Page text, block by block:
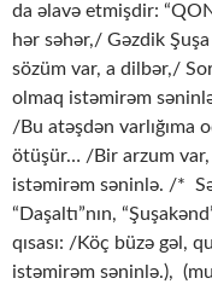
da əlavə etmişdir:
hər səhər,/ Gəzdik
sözüm var, a dilbər,/
olmaq istəmirəm
/Bu atəşdən varlığıma
ötüşür… /Bir arzum
istəmirəm səninlə. /*
“Daşaltı”nın,
qısası: /Köç büzə gəl,
istəmirəm səninlə.),